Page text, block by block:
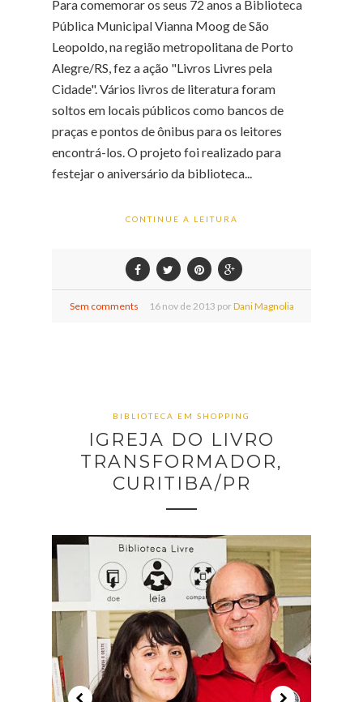
Para comemorar os seus 72 anos a Biblioteca
Pública Municipal Vianna Moog de São
Leopoldo, na região metropolitana de Porto
Alegre/RS, fez a ação "Livros Livres pela
Cidade". Vários livros de literatura foram
soltos em locais públicos como bancos de
praças e pontos de ônibus para os leitores
encontrá-los. O projeto foi realizado para
festejar o aniversário da biblioteca...
CONTINUE A LEITURA
Sem comments 16 nov de2013 porDani Magnolia
BIBLIOTECA EM SHOPPING
IGREJA DO LIVRO
TRANSFORMADOR,
CURITIBA/PR